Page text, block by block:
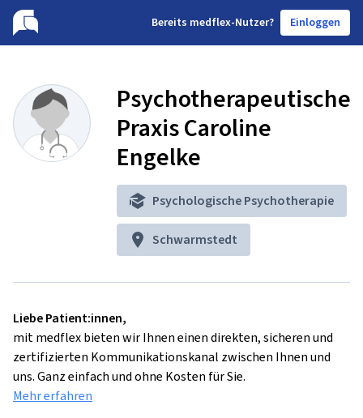
Bereits medflex-Nutzer? Einloggen
Psychotherapeutische
Praxis Caroline
Engelke
Psychologische Psychotherapie
Schwarmstedt
Liebe Patient:innen,
mit medflex bieten wir Ihnen einen direkten, sicheren und
zertifizierten Kommunikationskanal zwischen Ihnen und
uns. Ganz einfach und ohne Kosten für Sie.
Mehr erfahren